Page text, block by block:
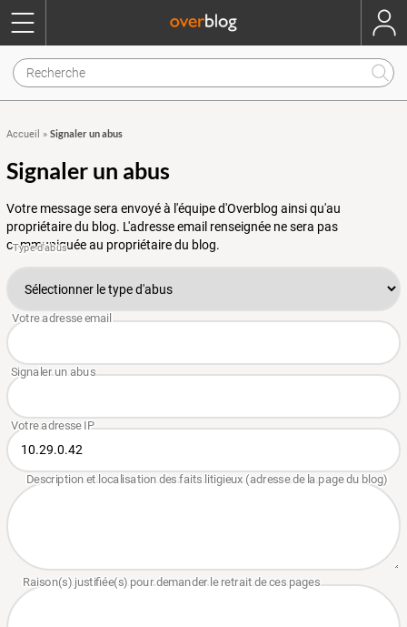
Accueil » Signaler un abus
Signaler un abus
Votre message sera envoyé à l'équipe d'Overblog ainsi qu'au
propriétaire du blog. L'adresse email renseignée ne sera pas
communiquée au propriétaire du blog.